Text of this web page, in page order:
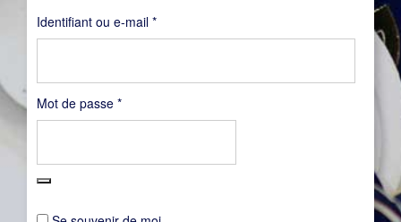
Identifiant ou e-mail *Obligatoire
Mot de passe *Obligatoire